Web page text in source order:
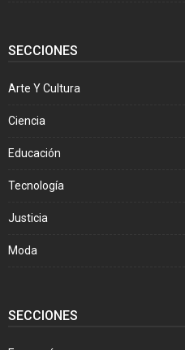
SECCIONES
Arte Y Cultura
Ciencia
Educación
Tecnología
Justicia
Moda
SECCIONES